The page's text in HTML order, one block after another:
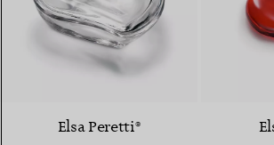
Elsa Peretti®